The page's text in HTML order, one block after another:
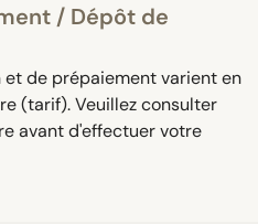
/ Dépôt de
de prépaiement varient en
(tarif). Veuillez consulter
avant d'effectuer votre